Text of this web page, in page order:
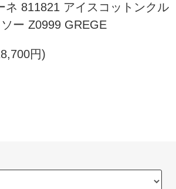
ネ 811821 アイスコットンクル
ー Z0999 GREGE
円)